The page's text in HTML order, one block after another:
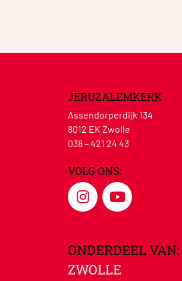
JERUZALEMKERK
Assendorperdijk 134
8012 EK Zwolle
038 – 421 24 43
VOLG ONS:
ONDERDEEL VAN:
ZWOLLE